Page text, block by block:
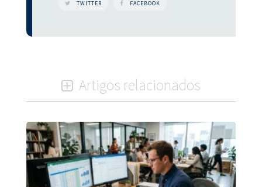
TWITTER FACEBOOK
Artigos relacionados